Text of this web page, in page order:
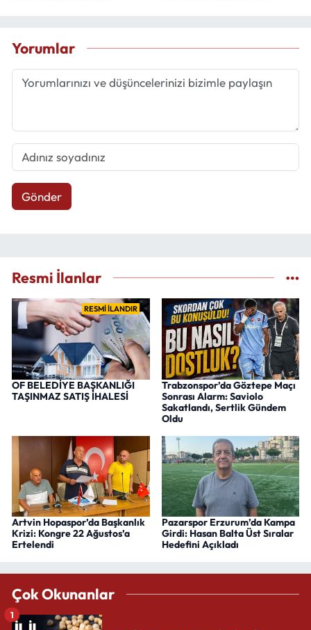
Yorumlar
Gönder
Resmi İlanlar
RESMİ İLANDIR
OF BELEDİYE BAŞKANLIĞI
TAŞINMAZ SATIŞ İHALESİ
Trabzonspor’da Göztepe Maçı
Sonrası Alarm: Saviolo
Sakatlandı, Sertlik Gündem
Oldu
Artvin Hopaspor’da Başkanlık
Krizi: Kongre 22 Ağustos’a
Ertelendi
Pazarspor Erzurum’da Kampa
Girdi: Hasan Balta Üst Sıralar
Hedefini Açıkladı
Çok Okunanlar
1